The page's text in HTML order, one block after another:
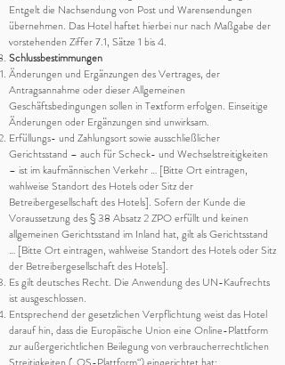
Entgelt die Nachsendung von Post und Warensendungen
übernehmen. Das Hotel haftet hierbei nur nach Maßgabe der
vorstehenden Ziffer 7.1, Sätze 1 bis 4.
Schlussbestimmungen
Änderungen und Ergänzungen des Vertrages, der
Antragsannahme oder dieser Allgemeinen
Geschäftsbedingungen sollen in Textform erfolgen. Einseitige
Änderungen oder Ergänzungen sind unwirksam.
Erfüllungs- und Zahlungsort sowie ausschließlicher
Gerichtsstand – auch für Scheck- und Wechselstreitigkeiten
– ist im kaufmännischen Verkehr … [Bitte Ort eintragen,
wahlweise Standort des Hotels oder Sitz der
Betreibergesellschaft des Hotels]. Sofern der Kunde die
Voraussetzung des § 38 Absatz 2 ZPO erfüllt und keinen
allgemeinen Gerichtsstand im Inland hat, gilt als Gerichtsstand
… [Bitte Ort eintragen, wahlweise Standort des Hotels oder Sitz
der Betreibergesellschaft des Hotels].
Es gilt deutsches Recht. Die Anwendung des UN-Kaufrechts
ist ausgeschlossen.
Entsprechend der gesetzlichen Verpflichtung weist das Hotel
darauf hin, dass die Europäische Union eine Online-Plattform
zur außergerichtlichen Beilegung von verbraucherrechtlichen